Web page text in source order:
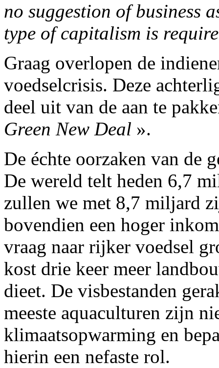
no suggestion of business
type of capitalism is
Graag overlopen de
voedselcrisis. Deze
deel uit van de aan te
Green New Deal ».
De échte oorzaken van de
De wereld telt heden 6,7
zullen we met 8,7 miljard
bovendien een hoger
vraag naar rijker voedsel
kost drie keer meer
dieet. De visbestanden
meeste aquaculturen zijn
klimaatsopwarming en
hierin een nefaste rol.